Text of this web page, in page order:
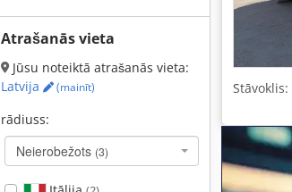
Atrašanās vieta
Jūsu noteiktā atrašanās vieta:
Latvija
(mainīt)
rādiuss:
Neierobežots (3)
Stāvoklis: